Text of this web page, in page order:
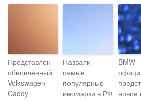
Представлен
обновлённый
Volkswagen
Caddy
Назвали
самые
популярные
иномарки в РФ
BMW
новое